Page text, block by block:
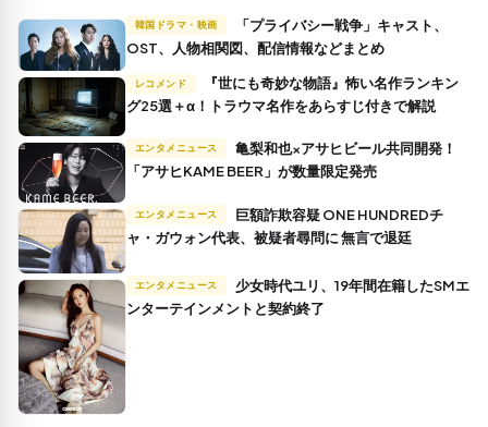
韓国ドラマ・映画
OST、人物相関図、配信情報などまとめ
レコメンド
グ25選＋α！トラウマ名作をあらすじ付きで解説
エンタメニュース
「アサヒKAME BEER」が数量限定発売
エンタメニュース
ャ・ガウォン代表、被疑者尋問に 無言で退廷
エンタメニュース
ンターテインメントと契約終了